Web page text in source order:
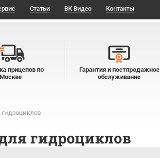
Статьи ВК Видео Контакты
прицепов по
Москве
Гарантия и постпродажное
обслуживание
гидроциклов